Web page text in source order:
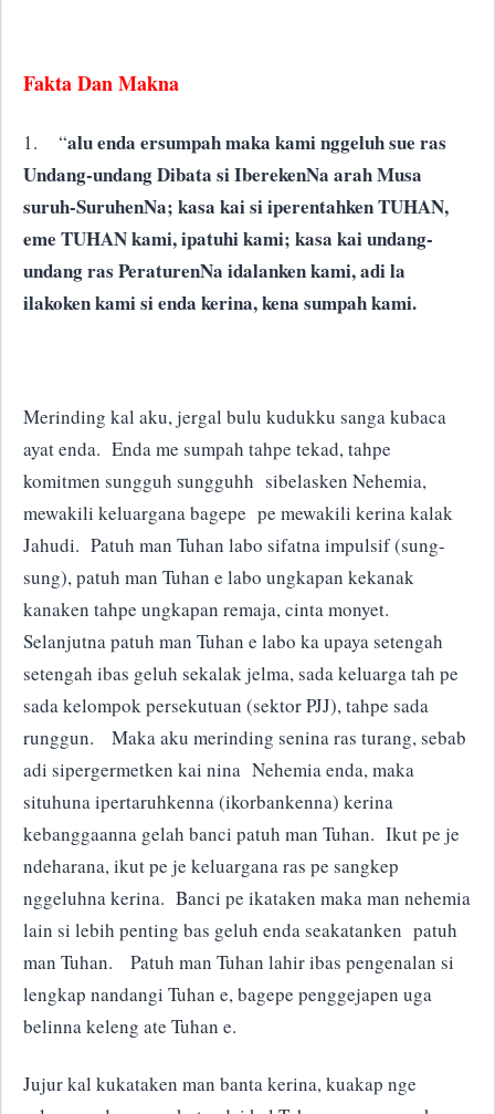
Fakta Dan Makna
1. “alu enda ersumpah maka kami nggeluh sue ras
Undang-undang Dibata si IberekenNa arah Musa
suruh-SuruhenNa; kasa kai si iperentahken TUHAN,
eme TUHAN kami, ipatuhi kami; kasa kai undang-
undang ras PeraturenNa idalanken kami, adi la
ilakoken kami si enda kerina, kena sumpah kami.
Merinding kal aku, jergal bulu kudukku sanga kubaca
ayat enda. Enda me sumpah tahpe tekad, tahpe
komitmen sungguh sungguhh sibelasken Nehemia,
mewakili keluargana bagepe pe mewakili kerina kalak
Jahudi. Patuh man Tuhan labo sifatna impulsif (sung-
sung), patuh man Tuhan e labo ungkapan kekanak
kanaken tahpe ungkapan remaja, cinta monyet.
Selanjutna patuh man Tuhan e labo ka upaya setengah
setengah ibas geluh sekalak jelma, sada keluarga tah pe
sada kelompok persekutuan (sektor PJJ), tahpe sada
runggun. Maka aku merinding senina ras turang, sebab
adi sipergermetken kai nina Nehemia enda, maka
situhuna ipertaruhkenna (ikorbankenna) kerina
kebanggaanna gelah banci patuh man Tuhan. Ikut pe je
ndeharana, ikut pe je keluargana ras pe sangkep
nggeluhna kerina. Banci pe ikataken maka man nehemia
lain si lebih penting bas geluh enda seakatanken patuh
man Tuhan. Patuh man Tuhan lahir ibas pengenalan si
lengkap nandangi Tuhan e, bagepe penggejapen uga
belinna keleng ate Tuhan e.
Jujur kal kukataken man banta kerina, kuakap nge